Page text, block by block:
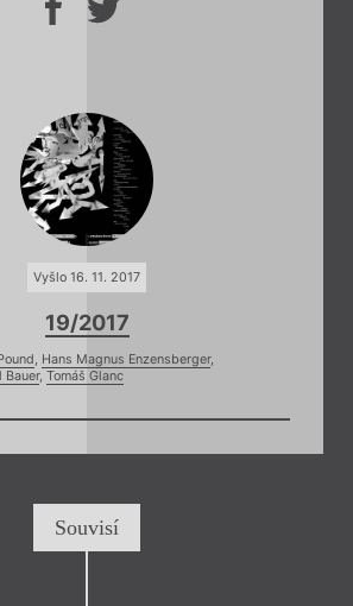
Vyšlo 16. 11. 2017
19/2017
, Hans Magnus Enzensberger,
Bauer, Tomáš Glanc
Souvisí